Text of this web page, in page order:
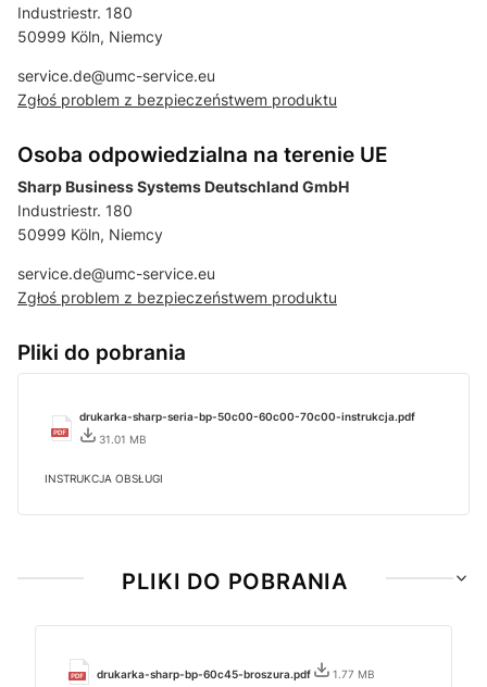
Industriestr. 180
50999 Köln, Niemcy
service.de@umc-service.eu
Zgłoś problem z bezpieczeństwem produktu
Osoba odpowiedzialna na terenie UE
Sharp Business Systems Deutschland GmbH
Industriestr. 180
50999 Köln, Niemcy
service.de@umc-service.eu
Zgłoś problem z bezpieczeństwem produktu
Pliki do pobrania
drukarka-sharp-seria-bp-50c00-60c00-70c00-instrukcja.pdf
31.01 MB
INSTRUKCJA OBSŁUGI
PLIKI DO POBRANIA
drukarka-sharp-bp-60c45-broszura.pdf 1.77 MB